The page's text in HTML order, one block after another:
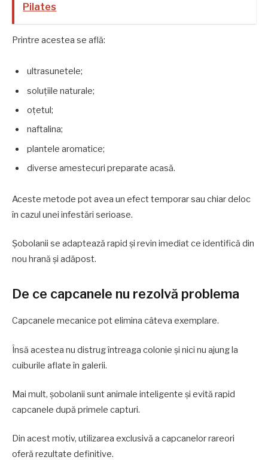
Pilates
Printre acestea se află:
ultrasunetele;
soluțiile naturale;
oțetul;
naftalina;
plantele aromatice;
diverse amestecuri preparate acasă.
Aceste metode pot avea un efect temporar sau chiar deloc
în cazul unei infestări serioase.
Șobolanii se adaptează rapid și revin imediat ce identifică din
nou hrană și adăpost.
De ce capcanele nu rezolvă problema
Capcanele mecanice pot elimina câteva exemplare.
Însă acestea nu distrug întreaga colonie și nici nu ajung la
cuiburile aflate în galerii.
Mai mult, șobolanii sunt animale inteligente și evită rapid
capcanele după primele capturi.
Din acest motiv, utilizarea exclusivă a capcanelor rareori
oferă rezultate definitive.